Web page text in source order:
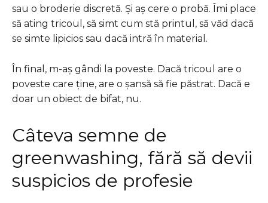
sau o broderie discretă. Și aș cere o probă. Îmi place
să ating tricoul, să simt cum stă printul, să văd dacă
se simte lipicios sau dacă intră în material.
În final, m-aș gândi la poveste. Dacă tricoul are o
poveste care ține, are o șansă să fie păstrat. Dacă e
doar un obiect de bifat, nu.
Câteva semne de
greenwashing, fără să devii
suspicios de profesie